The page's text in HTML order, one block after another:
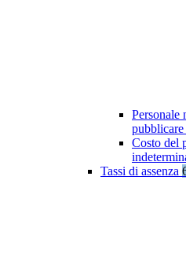
Personale
Costo del
Tassi di assenza